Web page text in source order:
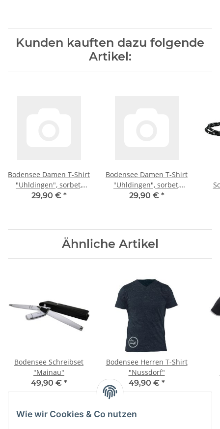
Kunden kauften dazu folgende
Artikel:
Bodensee Damen T-Shirt
"Uhldingen", sorbet,
Print: weiß, S
29,90 € *
Bodensee Damen T-Shirt
"Uhldingen", sorbet,
Print: weiß, M
29,90 € *
Ähnliche Artikel
Bodensee Schreibset
"Mainau"
49,90 € *
Bodensee Herren T-Shirt
"Nussdorf"
49,90 € *
Wie wir Cookies & Co nutzen